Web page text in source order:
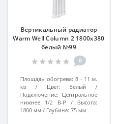
Вертикальный радиатор
Warm Well Column 2 1800x380
белый №99
0
Площадь обогрева: 8 - 11 м.
кв
Цвет:
Белый
Подключение: Центральное
нижнее 1/2 В-Р
Высота:
1800 мм
Глубина: 75 мм